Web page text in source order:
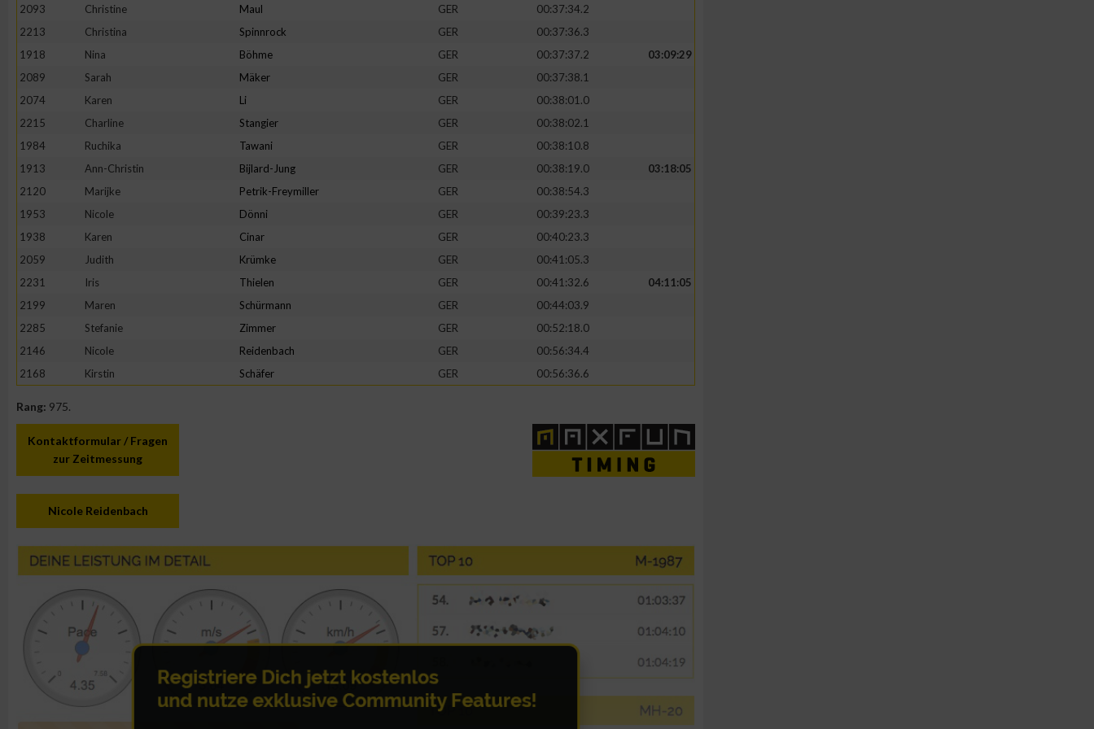
2093
Christine Maul GER
00:37:34.2
2213
Christina Spinnrock GER
00:37:36.3
1918
Nina Böhme GER 00:37:37.2
03:09:29
2089
Sarah Mäker GER
00:37:38.1
2074
Karen Li GER
00:38:01.0
2215
Charline Stangier GER
00:38:02.1
1984
Ruchika Tawani GER
00:38:10.8
1913
Ann-Christin Bijlard-Jung GER 00:38:19.0
03:18:05
2120
Marijke Petrik-Freymiller GER
00:38:54.3
1953
Nicole Dönni GER
00:39:23.3
1938
Karen Cinar GER
00:40:23.3
2059
Judith Krümke GER
00:41:05.3
2231
Iris Thielen GER 00:41:32.6
04:11:05
2199
Maren Schürmann GER
00:44:03.9
2285
Stefanie Zimmer GER
00:52:18.0
2146
Nicole Reidenbach GER
00:56:34.4
2168
Kirstin Schäfer GER 00:56:36.6
Rang: 975.
Kontaktformular / Fragen
zur Zeitmessung
Nicole Reidenbach
Erstellung von Profilen zur Personalisierung von Inhalten
Verwendung von Profilen zur Auswahl personalisierter Inhalte
verschiedenen Quellen
Entwicklung und Verbesserung der Angebote
Verwendung reduzierter Daten zur Auswahl von Inhalten
IAB-Besonderheiten:
Verwendung genauer Standortdaten
Geräte anhand von aktiv angeforderten Informationen identifizieren
Performance
Funktional
Werbung